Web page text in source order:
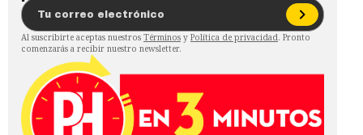
Al suscribirte aceptas nuestros Términos y Política de privacidad. Pronto
comenzarás a recibir nuestro newsletter.